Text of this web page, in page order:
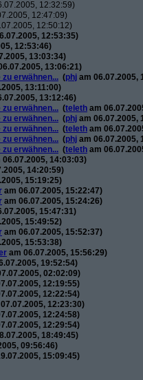
12:32:59)
12:47:09)
12:50:12)
12:53:35)
12:53:46)
13:03:34)
13:06:21)
erwähnen... (phj am 06.07.2005,
13:11:00)
13:12:46)
erwähnen... (teleth am
erwähnen... (phj am 06.07.2005,
erwähnen... (teleth am
erwähnen... (phj am 06.07.2005,
erwähnen... (teleth am
06.07.2005, 14:03:03)
14:20:59)
15:19:25)
am 06.07.2005, 15:22:47)
am 06.07.2005, 15:24:26)
15:47:31)
15:49:52)
am 06.07.2005, 15:52:37)
15:53:38)
am 06.07.2005, 15:56:29)
19:52:54)
02:02:09)
12:19:55)
12:22:54)
12:23:30)
12:24:58)
12:29:54)
18:49:45)
09:56:46)
15:09:45)